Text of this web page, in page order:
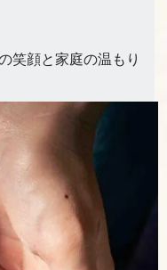
笑顔と家庭の温もり